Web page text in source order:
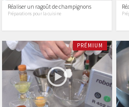
Réaliser un ragoût de champignons
Préparations pour la cuisine
PRÉMIUM